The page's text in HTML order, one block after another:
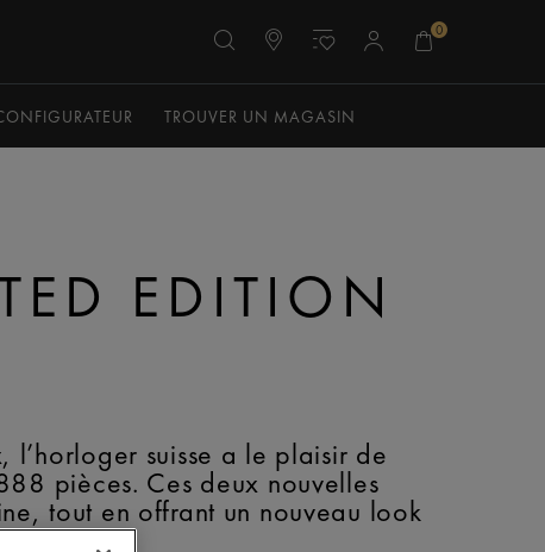
0
TROUVER UN MAGASIN
EDITION
suisse a le plaisir de
pièces. Ces deux nouvelles
tout en offrant un nouveau look